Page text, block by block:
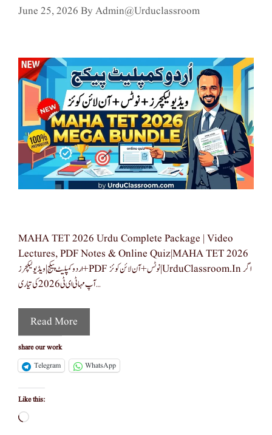
June 25, 2026 ByAdmin@urduclassroom
MAHA TET 2026 Urdu Complete Package | Video
Lectures, PDF Notes & Online Quiz|MAHA TET 2026
اردو کمپلیٹ پیکج | ویڈیو لیکچرز + PDF نوٹس + آن لائن کوئز | UrduClassroom.in اگر
آپ مہا ٹی ای ٹی 2026 کی تیاری …
Read More
share our work
Telegram
WhatsApp
Like this:
Loading…